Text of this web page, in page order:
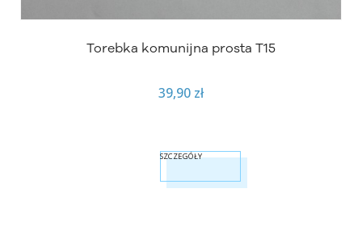
Torebka komunijna prosta T15
39,90 zł
SZCZEGÓŁY